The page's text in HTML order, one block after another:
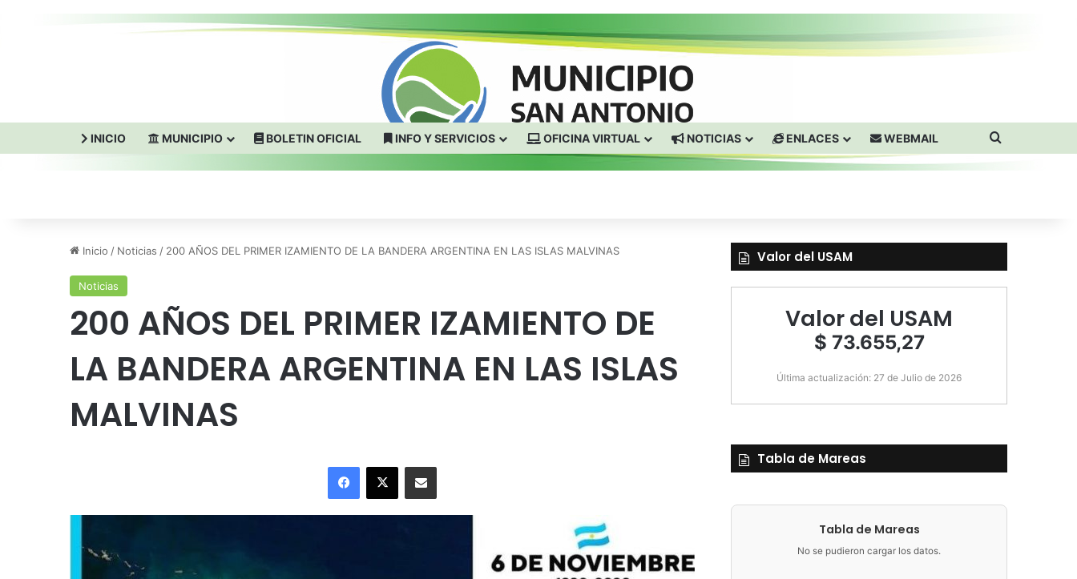
INICIO MUNICIPIO BOLETIN OFICIAL INFO Y SERVICIOS OFICINA VIRTUAL NOTICIAS ENLACES WEBMAIL Buscar por
Inicio / Noticias / 200 AÑOS DEL PRIMER IZAMIENTO DE LA BANDERA ARGENTINA EN LAS ISLAS MALVINAS
Noticias
200 AÑOS DEL PRIMER IZAMIENTO DE
LA BANDERA ARGENTINA EN LAS ISLAS
MALVINAS
Facebook
X Compartir por correo electrónico
Valor del USAM
Valor del USAM
$ 73.655,27
Última actualización: 27 de Julio de 2026
Tabla de Mareas
Tabla de Mareas
No se pudieron cargar los datos.